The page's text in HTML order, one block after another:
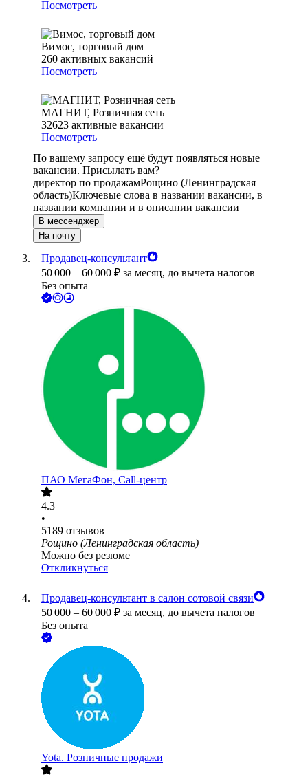
Посмотреть
Вимос, торговый дом
260 активных вакансий
Посмотреть
МАГНИТ, Розничная сеть
32623 активные вакансии
Посмотреть
По вашему запросу ещё будут появляться новые
вакансии. Присылать вам?
директор по продажамРощино (Ленинградская
область)Ключевые слова в названии вакансии, в
названии компании и в описании вакансии
В мессенджер
На почту
Продавец-консультант
50 000 – 60 000 ₽ за месяц, до вычета налогов
Без опыта
ПАО МегаФон, Call-центр
4.3
•
5189 отзывов
Рощино (Ленинградская область)
Можно без резюме
Откликнуться
Продавец-консультант в салон сотовой связи
50 000 – 60 000 ₽ за месяц, до вычета налогов
Без опыта
Yota. Розничные продажи